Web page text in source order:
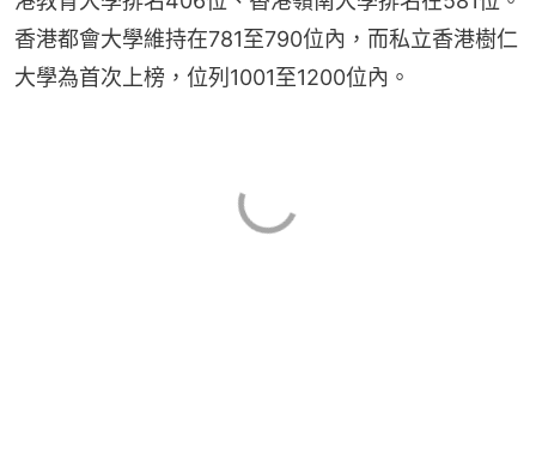
香港都會大學維持在781至790位內，而私立香港樹仁
大學為首次上榜，位列1001至1200位內。